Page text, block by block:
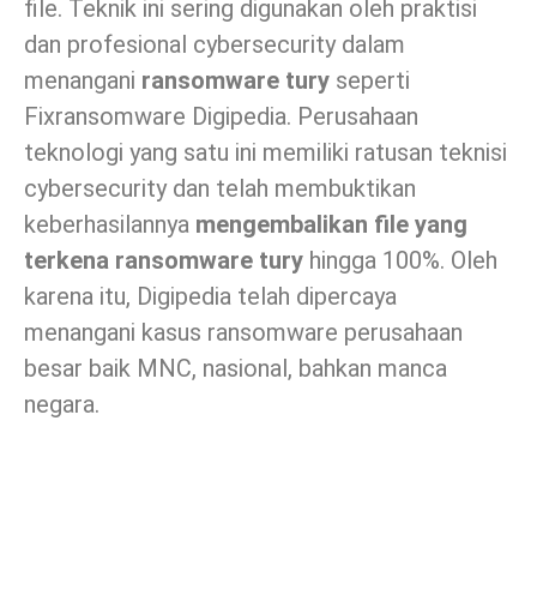
file. Teknik ini sering digunakan oleh praktisi
dan profesional cybersecurity dalam
menangani ransomware tury seperti
Fixransomware Digipedia. Perusahaan
teknologi yang satu ini memiliki ratusan teknisi
cybersecurity dan telah membuktikan
keberhasilannya mengembalikan file yang
terkena ransomware tury hingga 100%. Oleh
karena itu, Digipedia telah dipercaya
menangani kasus ransomware perusahaan
besar baik MNC, nasional, bahkan manca
negara.